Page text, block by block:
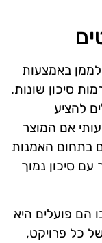
לממן באמצעות
סיכון שונות.
להציע
אם המוצר
בתחום האמנות
עם סיכון נמוך
הם פועלים היא
כל פרויקט,